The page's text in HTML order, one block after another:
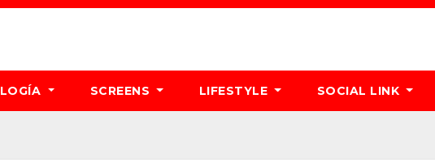
SCREENS LIFESTYLE SOCIAL LINK